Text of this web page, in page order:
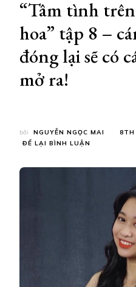
“Tâm tình
hoa” tập 8 –
đóng lại sẽ có
mở ra!
bởi NGUYỄN NGỌC MAI
8TH
ĐỂ LẠI BÌNH LUẬN
CÁNH
NÀY
ĐÓNG